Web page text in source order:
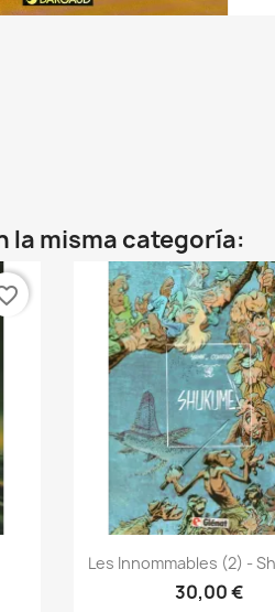
la misma categoría:
Vista rápida
Les Innommables (2) -
30,00 €